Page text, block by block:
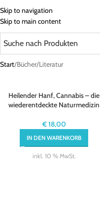
Skip to navigation
Skip to main content
Start Bücher/Literatur
Heilender Hanf, Cannabis – die
wiederentdeckte Naturmedizin
€18,00
IN DEN WARENKORB
inkl. 10 % MwSt.